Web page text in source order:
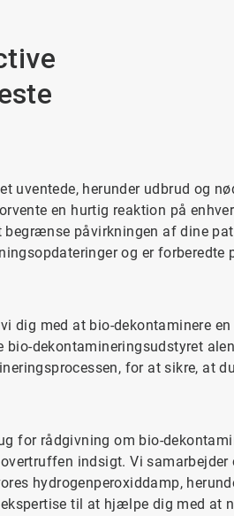
herunder udbrud og
en hurtig reaktion på enhver
påvirkningen af dine
og er forberedte
dig med at bio-dekontaminere
dekontamineringsudstyret
for at sikre, at
for rådgivning om bio-
indsigt. Vi
hydrogenperoxiddamp,
til at hjælpe dig med at